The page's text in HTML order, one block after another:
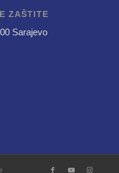
ZAŠTITE
Sarajevo